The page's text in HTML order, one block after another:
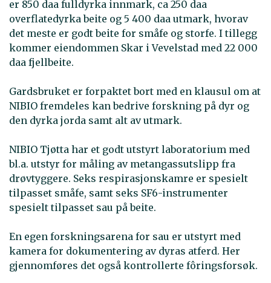
er 850 daa fulldyrka innmark, ca 250 daa
overflatedyrka beite og 5 400 daa utmark, hvorav
det meste er godt beite for småfe og storfe. I tillegg
kommer eiendommen Skar i Vevelstad med 22 000
daa fjellbeite.
Gardsbruket er forpaktet bort med en klausul om at
NIBIO fremdeles kan bedrive forskning på dyr og
den dyrka jorda samt alt av utmark.
NIBIO Tjøtta har et godt utstyrt laboratorium med
bl.a. utstyr for måling av metangassutslipp fra
drøvtyggere. Seks respirasjonskamre er spesielt
tilpasset småfe, samt seks SF6-instrumenter
spesielt tilpasset sau på beite.
En egen forskningsarena for sau er utstyrt med
kamera for dokumentering av dyras atferd. Her
gjennomføres det også kontrollerte fôringsforsøk.